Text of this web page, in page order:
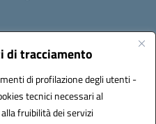
di tracciamento
di profilazione degli utenti -
tecnici necessari al
fruibilità dei servizi
TPIC81100Q@pec.istruzione.it